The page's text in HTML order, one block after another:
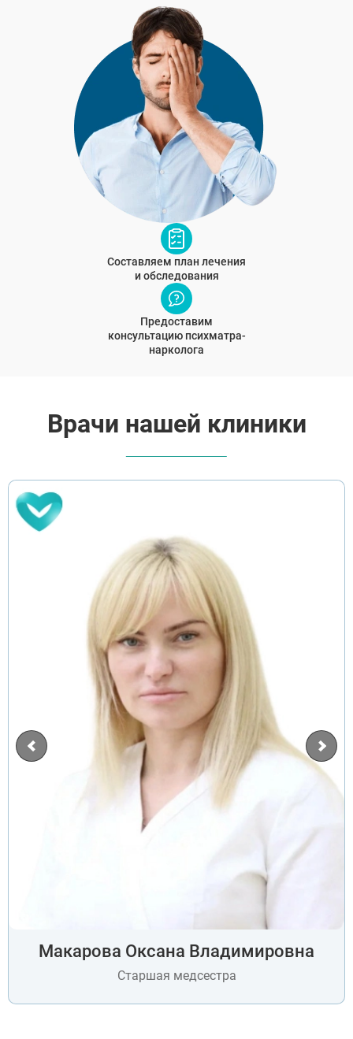
Составляем план лечения
и обследования
Предоставим
консультацию психматра-
нарколога
Врачи нашей клиники
Макарова Оксана Владимировна
Старшая медсестра